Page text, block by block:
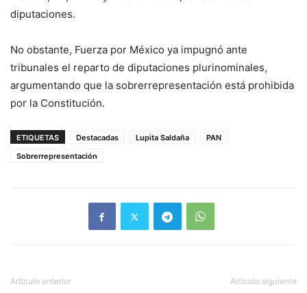
diputaciones.
No obstante, Fuerza por México ya impugnó ante
tribunales el reparto de diputaciones plurinominales,
argumentando que la sobrerrepresentación está prohibida
por la Constitución.
ETIQUETAS Destacadas Lupita Saldaña
PAN
Sobrerrepresentación
Artículo anterior Artículo siguiente